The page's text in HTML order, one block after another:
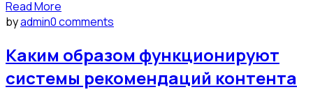
Read More
byadmin0 comments
Каким образом функционируют
системы рекомендаций контента